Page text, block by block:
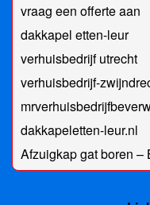
vraag een offerte aan
dakkapel etten-leur
verhuisbedrijf utrecht
verhuisbedrijf-
dakkapeletten-leur.nl
Afzuigkap gat boren –